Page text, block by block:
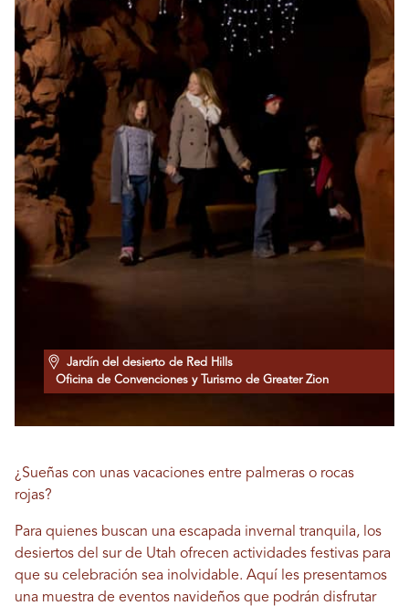
Jardín del desierto de Red Hills
Oficina de Convenciones y Turismo de Greater Zion
¿Sueñas con unas vacaciones entre palmeras o rocas
rojas?
Para quienes buscan una escapada invernal tranquila, los
desiertos del sur de Utah ofrecen actividades festivas para
que su celebración sea inolvidable. Aquí les presentamos
una muestra de eventos navideños que podrán disfrutar